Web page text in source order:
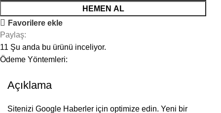
HEMEN AL
Favorilere ekle
Paylaş:
11 Şu anda bu ürünü inceliyor.
Ödeme Yöntemleri:
Açıklama
Sitenizi Google Haberler için optimize edin. Yeni bir